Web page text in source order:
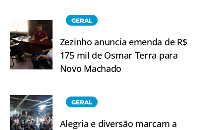
GERAL
Zezinho anuncia emenda de R$
175 mil de Osmar Terra para
Novo Machado
GERAL
Alegria e diversão marcam a